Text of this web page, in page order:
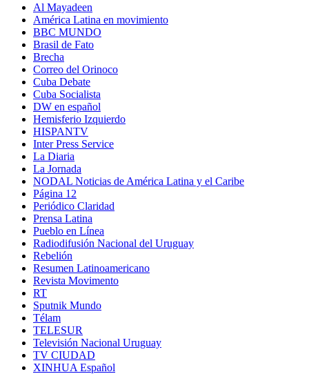
Al Mayadeen
América Latina en movimiento
BBC MUNDO
Brasil de Fato
Brecha
Correo del Orinoco
Cuba Debate
Cuba Socialista
DW en español
Hemisferio Izquierdo
HISPANTV
Inter Press Service
La Diaria
La Jornada
NODAL Noticias de América Latina y el Caribe
Página 12
Periódico Claridad
Prensa Latina
Pueblo en Línea
Radiodifusión Nacional del Uruguay
Rebelión
Resumen Latinoamericano
Revista Movimento
RT
Sputnik Mundo
Télam
TELESUR
Televisión Nacional Uruguay
TV CIUDAD
XINHUA Español